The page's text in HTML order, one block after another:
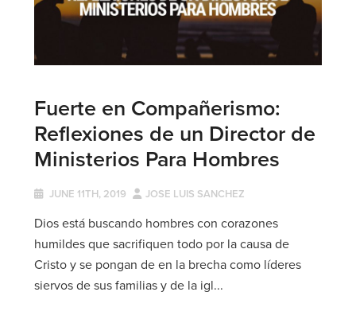
Fuerte en Compañerismo:
Reflexiones de un Director de
Ministerios Para Hombres
JUNE 11TH, 2019 JOSE LUIS SANCHEZ
Dios está buscando hombres con corazones
humildes que sacrifiquen todo por la causa de
Cristo y se pongan de en la brecha como líderes
siervos de sus familias y de la igl...